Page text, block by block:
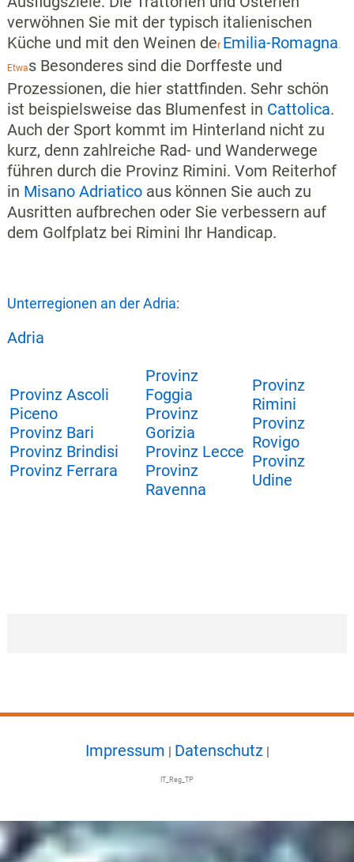
verwöhnen Sie mit der typisch italienischen
Küche und mit den Weinen der Emilia-Romagna.
Etwas Besonderes sind die Dorffeste und
Prozessionen, die hier stattfinden. Sehr schön
ist beispielsweise das Blumenfest in Cattolica.
Auch der Sport kommt im Hinterland nicht zu
kurz, denn zahlreiche Rad- und Wanderwege
führen durch die Provinz Rimini. Vom Reiterhof
in Misano Adriaticoaus können Sie auch zu
Ausritten aufbrechen oder Sie verbessern auf
dem Golfplatz bei Rimini Ihr Handicap.
Unterregionen an der Adria:
Adria
Provinz Ascoli
Piceno
Provinz Bari
Provinz Brindisi
Provinz Ferrara
Provinz
Foggia
Provinz
Gorizia
Provinz Lecce
Provinz
Ravenna
Provinz
Rimini
Provinz
Rovigo
Provinz
Udine
Impressum | Datenschutz|
IT_Reg_TP